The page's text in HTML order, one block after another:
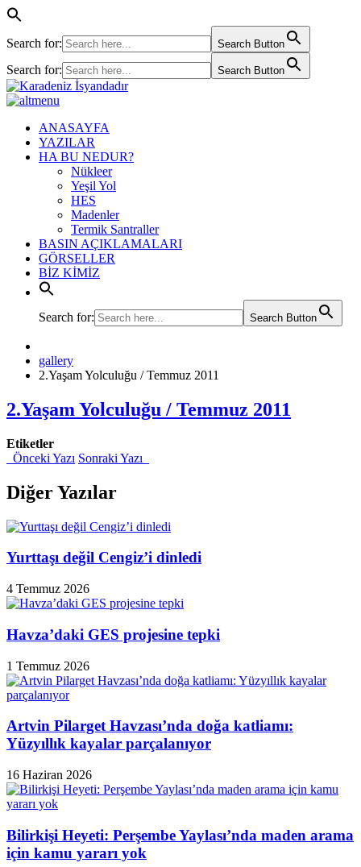
Search for: Search Button
Search for: Search Button
ANASAYFA
YAZILAR
HA BU NEDUR?
Nükleer
Yeşil Yol
HES
Madenler
Termik Santraller
BASIN AÇIKLAMALARI
GÖRSELLER
BİZ KİMİZ
Search for: Search Button
gallery
2.Yaşam Yolculuğu / Temmuz 2011
2.Yaşam Yolculuğu / Temmuz 2011
Etiketler
Önceki Yazı Sonraki Yazı
Diğer Yazılar
Yurttaşı değil Cengiz’i dinledi
4 Temmuz 2026
Havza’daki GES projesine tepki
1 Temmuz 2026
Artvin Pilarget Havzası’nda doğa katliamı:
Yüzyıllık kayalar parçalanıyor
16 Haziran 2026
Bilirkişi Heyeti: Perşembe Yaylası’nda maden arama
için kamu yararı yok